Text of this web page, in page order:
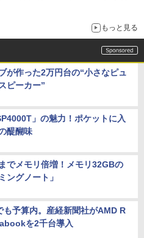
もっと見る
が作った2万円台の“小さなピュ
ピーカー”
」の魅力！ポケットに入
醍醐味
でメモリ倍増！メモリ32GBの
ングノート」
も予算内。産経新聞社がAMD R
を2千台導入